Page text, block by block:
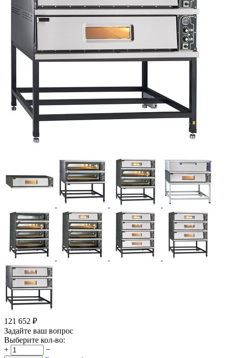
121 652 ₽
Задайте ваш вопрос
Выберите кол-во:
+
−